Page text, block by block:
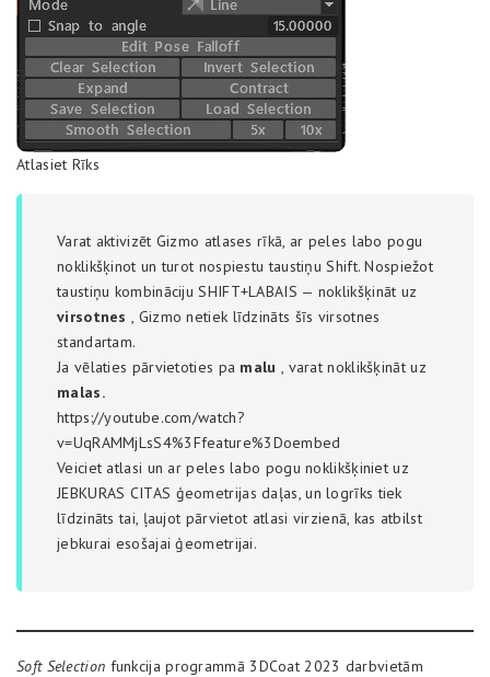
Atlasiet Rīks
Varat aktivizēt Gizmo atlases rīkā, ar peles labo pogu
noklikšķinot un turot nospiestu taustiņu Shift. Nospiežot
taustiņu kombināciju SHIFT+LABAIS — noklikšķināt uz
virsotnes , Gizmo netiek līdzināts šīs virsotnes
standartam.
Ja vēlaties pārvietoties pa malu , varat noklikšķināt uz
malas.
https://youtube.com/watch?
v=UqRAMMjLsS4%3Ffeature%3Doembed
Veiciet atlasi un ar peles labo pogu noklikšķiniet uz
JEBKURAS CITAS ģeometrijas daļas, un logrīks tiek
līdzināts tai, ļaujot pārvietot atlasi virzienā, kas atbilst
jebkurai esošajai ģeometrijai.
Soft Selection funkcija programmā 3DCoat 2023 darbvietām